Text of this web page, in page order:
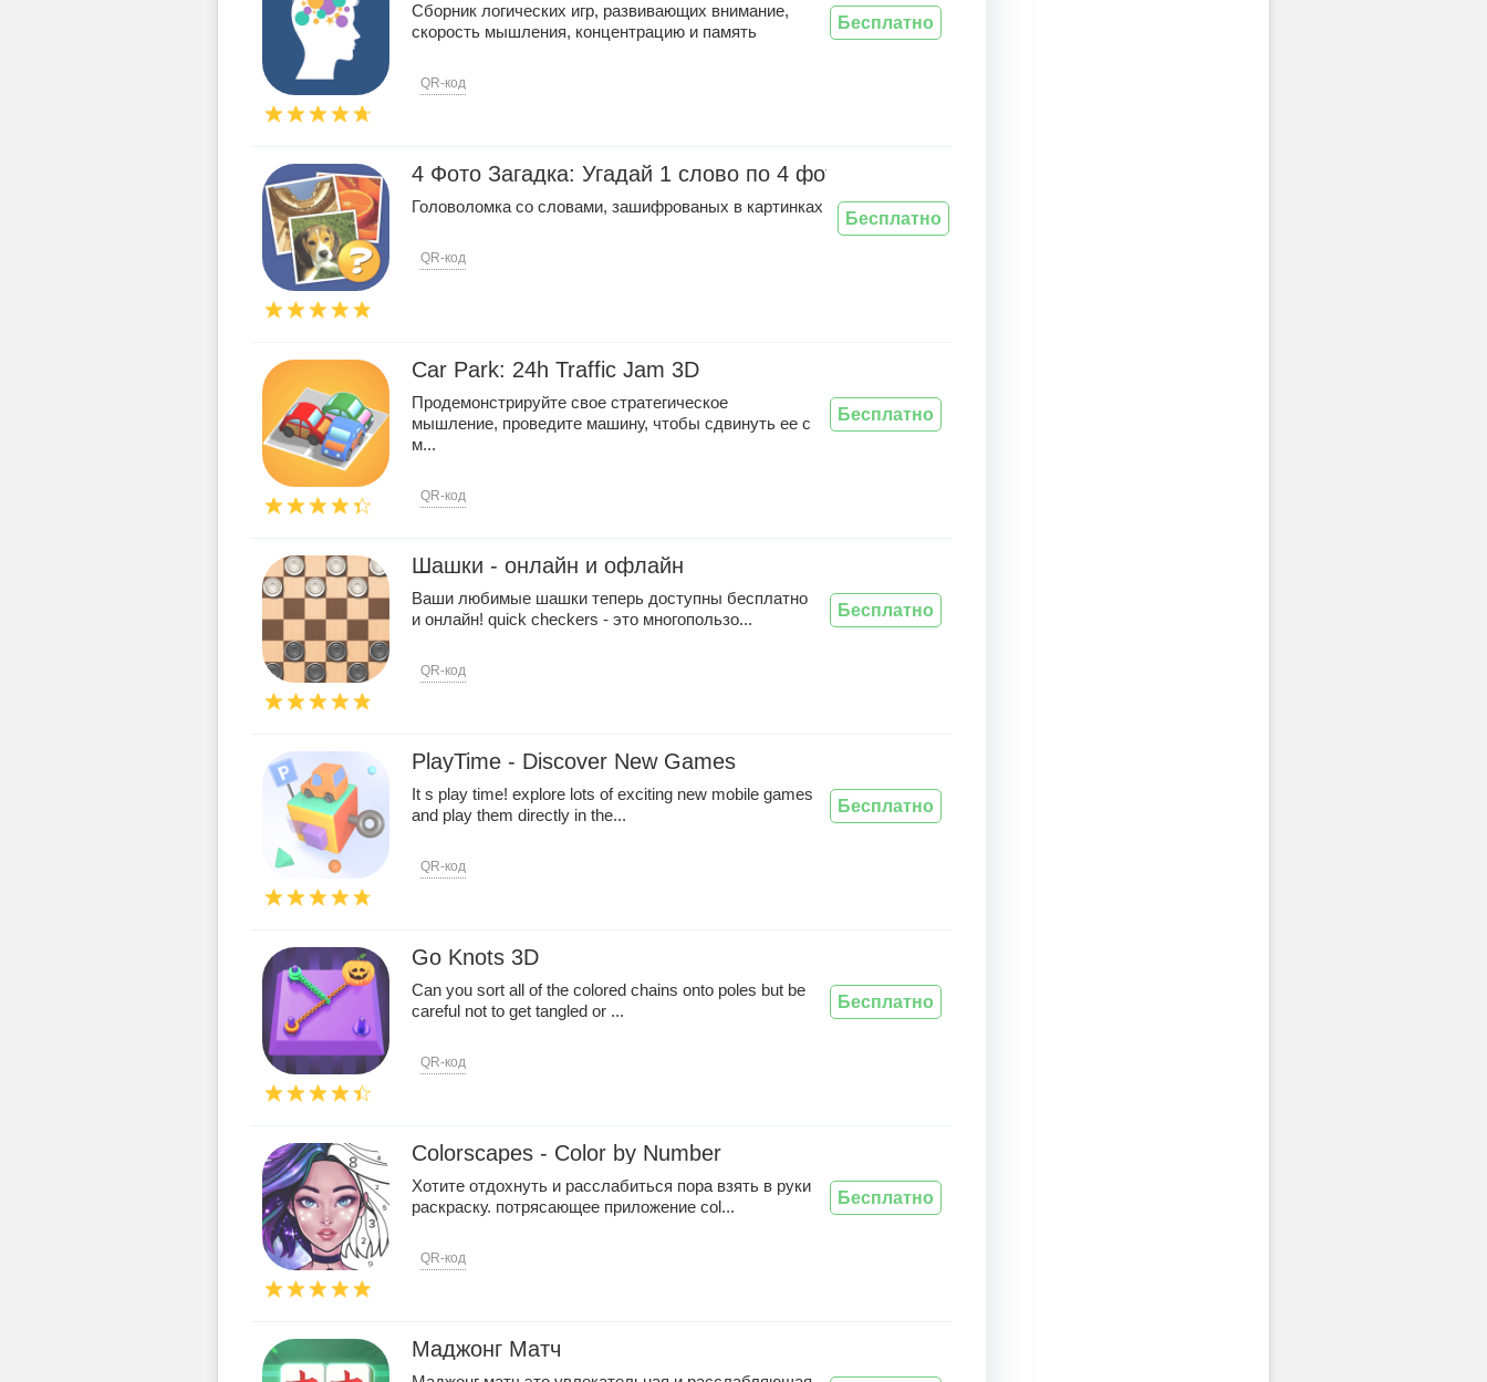
Сборник логических игр, развивающих внимание,
скорость мышления, концентрацию и память
QR-код
Бесплатно
4 Фото Загадка: Угадай 1 слово по 4 фото
Головоломка со словами, зашифрованых в картинках
QR-код
Бесплатно
Car Park: 24h Traffic Jam 3D
Продемонстрируйте свое стратегическое
мышление, проведите машину, чтобы сдвинуть ее с
м...
QR-код
Бесплатно
Шашки - онлайн и офлайн
Ваши любимые шашки теперь доступны бесплатно
и онлайн! quick checkers - это многопользо...
QR-код
Бесплатно
PlayTime - Discover New Games
It s play time! explore lots of exciting new mobile games
and play them directly in the...
QR-код
Бесплатно
Go Knots 3D
Can you sort all of the colored chains onto poles but be
careful not to get tangled or ...
QR-код
Бесплатно
Colorscapes - Color by Number
Хотите отдохнуть и расслабиться пора взять в руки
раскраску. потрясающее приложение col...
QR-код
Бесплатно
Маджонг Матч